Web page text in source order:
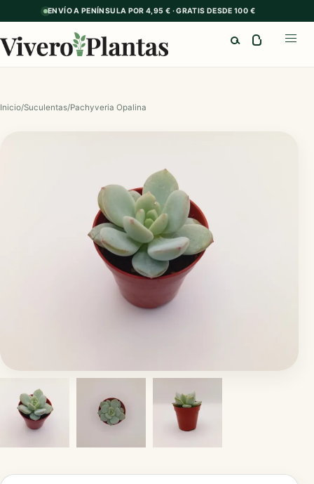
ENVÍO A PENÍNSULA POR 4,95 € · GRATIS DESDE 100 €
Inicio/Suculentas/Pachyveria Opalina